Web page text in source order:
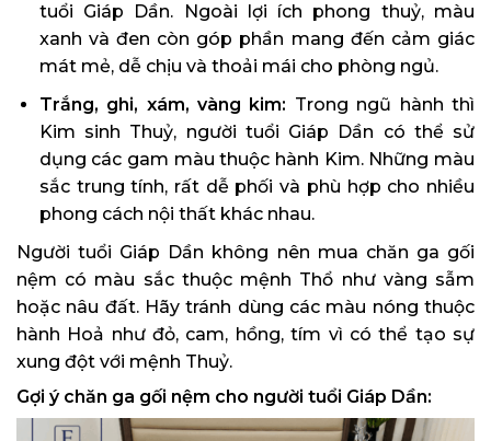
tuổi Giáp Dần. Ngoài lợi ích phong thuỷ, màu
xanh và đen còn góp phần mang đến cảm giác
mát mẻ, dễ chịu và thoải mái cho phòng ngủ.
Trắng, ghi, xám, vàng kim: Trong ngũ hành thì
Kim sinh Thuỷ, người tuổi Giáp Dần có thể sử
dụng các gam màu thuộc hành Kim. Những màu
sắc trung tính, rất dễ phối và phù hợp cho nhiều
phong cách nội thất khác nhau.
Người tuổi Giáp Dần không nên mua chăn ga gối
nệm có màu sắc thuộc mệnh Thổ như vàng sẫm
hoặc nâu đất. Hãy tránh dùng các màu nóng thuộc
hành Hoả như đỏ, cam, hồng, tím vì có thể tạo sự
xung đột với mệnh Thuỷ.
Gợi ý chăn ga gối nệm cho người tuổi Giáp Dần: